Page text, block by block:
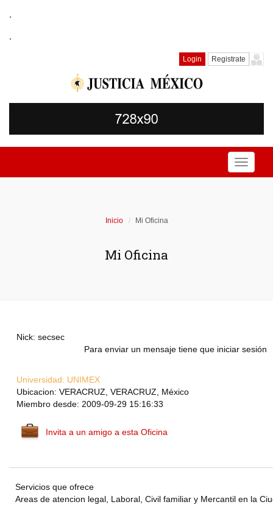
.
.
Login Registrate
Toggle
Inicio Mi Oficina
Mi Oficina
Nick: secsec
Para enviar un mensaje tiene que iniciar sesión
Universidad: UNIMEX
Ubicacion: VERACRUZ, VERACRUZ, México
Miembro desde: 2009-09-29 15:16:33
Invita a un amigo a esta Oficina
Servicios que ofrece
Areas de atencion legal, Laboral, Civil familiar y Mercantil en la